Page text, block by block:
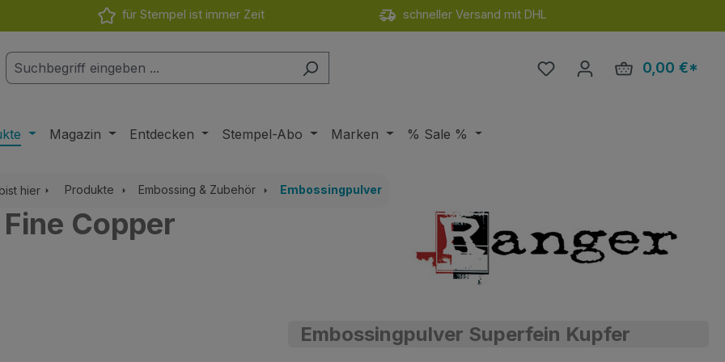
für Stempel ist immer Zeit schneller Versand mit DHL
Du hast 0 Produkte auf
0,00 €*
Magazin Entdecken Stempel-Abo Marken % Sale %
hier Produkte Embossing & Zubehör Embossingpulver
Copper
Embossingpulver Superfein Kupfer